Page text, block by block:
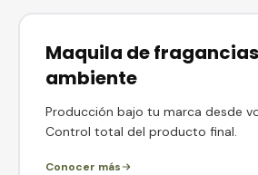
Maquila de
ambiente
Producción bajo tu marca desde
Control total del producto final.
Conocer más